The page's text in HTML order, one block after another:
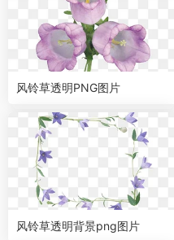
风铃草透明PNG图片
风铃草透明背景png图片